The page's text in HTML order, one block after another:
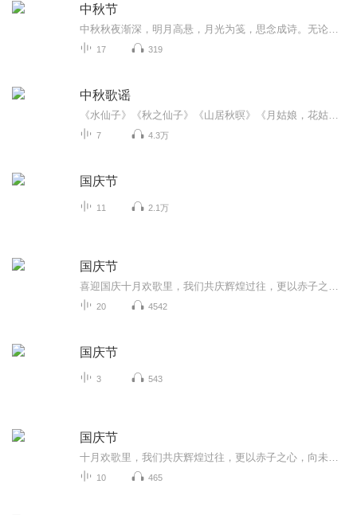
中秋节
17 319
中秋歌谣
7 4.3万
国庆节
11 2.1万
国庆节
20 4542
国庆节
3 543
国庆节
10 465